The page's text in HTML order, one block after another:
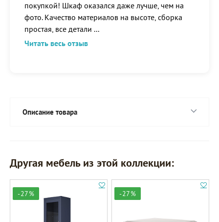
покупкой! Шкаф оказался даже лучше, чем на
фото. Качество материалов на высоте, сборка
простая, все детали ...
Читать весь отзыв
Описание товара
Другая мебель из этой коллекции:
-27% -27%